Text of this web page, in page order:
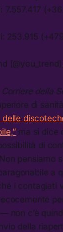
7.557.417
253.915
(@you_trend)
Corriere della
di
delle
ma si dice
di
pensiamo
a
i contagiati
non c’è
della